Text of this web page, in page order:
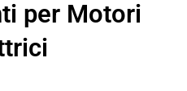
per Motori